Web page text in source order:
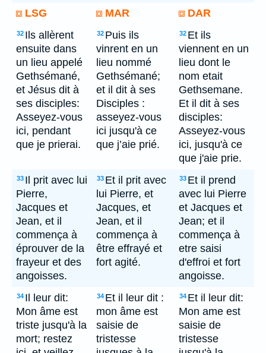
LSG
MAR DAR
32 Ils allèrent
ensuite dans
un lieu appelé
Gethsémané,
et Jésus dit à
ses disciples:
Asseyez-vous
ici, pendant
que je prierai.
32 Puis ils
vinrent en un
lieu nommé
Gethsémané;
et il dit à ses
Disciples :
asseyez-vous
ici jusqu'à ce
que j’aie prié.
32 Et ils
viennent en un
lieu dont le
nom etait
Gethsemane.
Et il dit à ses
disciples:
Asseyez-vous
ici, jusqu'à ce
que j'aie prie.
33 Il prit avec lui
Pierre,
Jacques et
Jean, et il
commença à
éprouver de la
frayeur et des
angoisses.
33 Et il prit avec
lui Pierre, et
Jacques, et
Jean, et il
commença à
être effrayé et
fort agité.
33 Et il prend
avec lui Pierre
et Jacques et
Jean; et il
commença à
etre saisi
d'effroi et fort
angoisse.
34 Il leur dit:
Mon âme est
triste jusqu'à la
mort; restez
34 Et il leur dit :
mon âme est
saisie de
tristesse
34 Et il leur dit:
Mon ame est
saisie de
tristesse